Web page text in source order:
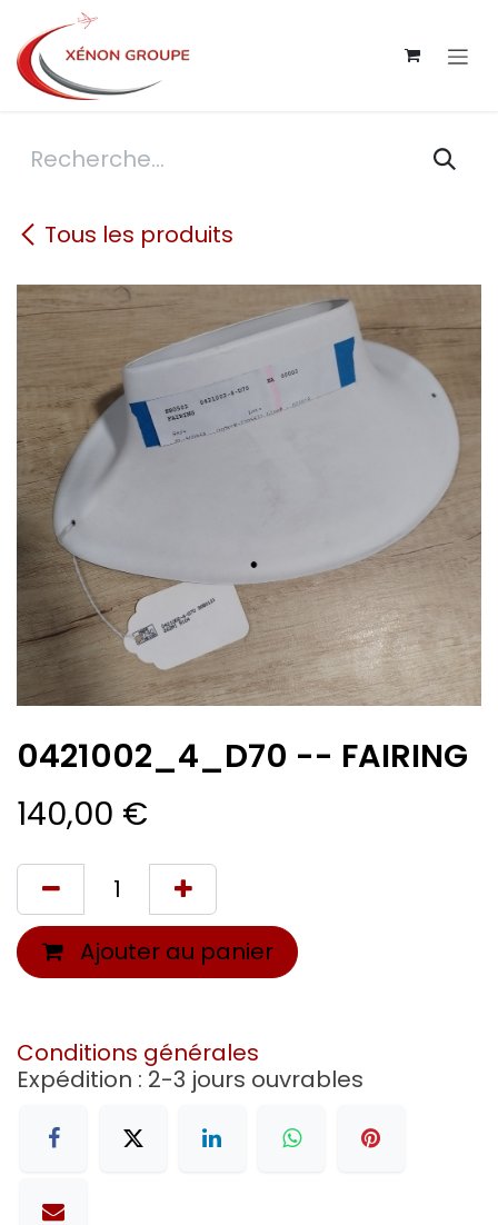
Se rendre au contenu
Tous les produits
0421002_4_D70 -- FAIRING
140,00 €
Ajouter au panier
Conditions générales
Expédition : 2-3 jours ouvrables